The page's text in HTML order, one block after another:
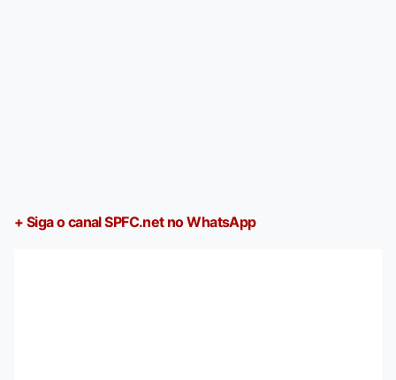
+ Siga o canal SPFC.net no WhatsApp